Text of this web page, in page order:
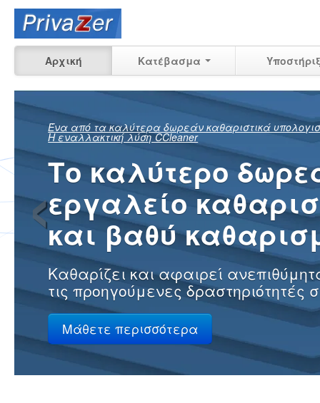
Αρχική Κατέβασμα
Δείτε ακριβώς
μπορεί ακόμα
ανακτηθεί
των προηγούμενων
σας στον υπολογιστή σας στο
στην εργασία
Μάθετε περισσότερα
‹